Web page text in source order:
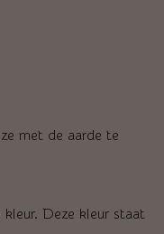
met de aarde te
kleur. Deze kleur staat